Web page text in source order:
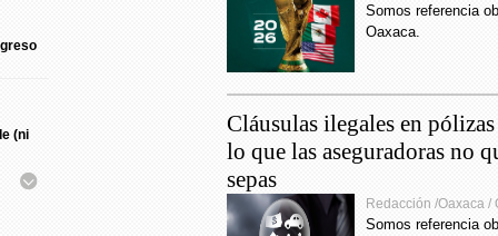
de
Cruz
22:33
(ni
Somos referencia
Oaxaca.
Cláusulas ilegales en
lo que las aseguradoras no
sepas
Redacción /Oaxaca /
Somos referencia